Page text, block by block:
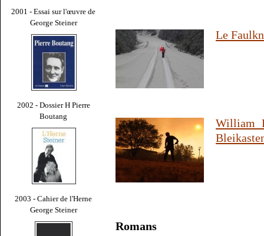
2001 - Essai sur l'œuvre de
George Steiner
2002 - Dossier H Pierre
Boutang
2003 - Cahier de l'Herne
George Steiner
Le
William
Romans